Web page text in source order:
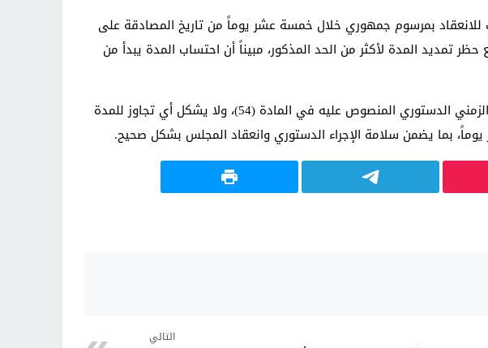
النواب للانعقاد بمرسوم جمهوري خلال خمسة عشر يوماً من تاريخ المصادقة على
حظر تمديد المدة لأكثر من الحد المذكور، مبيناً أن احتساب المدة يبدأ من
وأكد المستشار حواس ” أن تحديد موعد الجلسة الأولى يوم 29 كانون الأول 2025 ينسجم مع الإطار الزمني الدستوري المنصوص عليه في المادة (54)، ولا يشكل أي تجاوز للمدة
بما يضمن سلامة الإجراء الدستوري وانعقاد المجلس بشكل صحيح.
التالي